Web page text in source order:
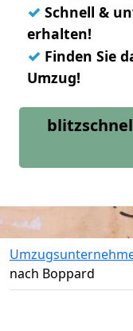
✓ Schnell &
erhalten!
✓ Finden Sie
Umzug!
nach Boppard